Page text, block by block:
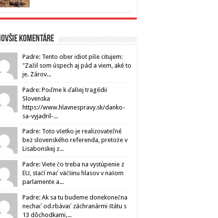
komentáre
Padre: Tento ober idiot píše citujem:
"Zažil som úspech aj pád a viem, aké to
je. Zárov...
Padre: Poďme k ďalšej tragédii
Slovenska
https://www.hlavnespravy.sk/danko-
sa-vyjadril-...
Padre: Toto všetko je realizovateľné
bez slovenského referenda, pretože v
Lisabonskej z...
Padre: Viete čo treba na vystúpenie z
EU, stačí mať väčšinu hlasov v našom
parlamente a...
Padre: Ak sa tu budeme donekonečna
nechať od.rbávať záchranármi štátu s
13 dôchodkami,...